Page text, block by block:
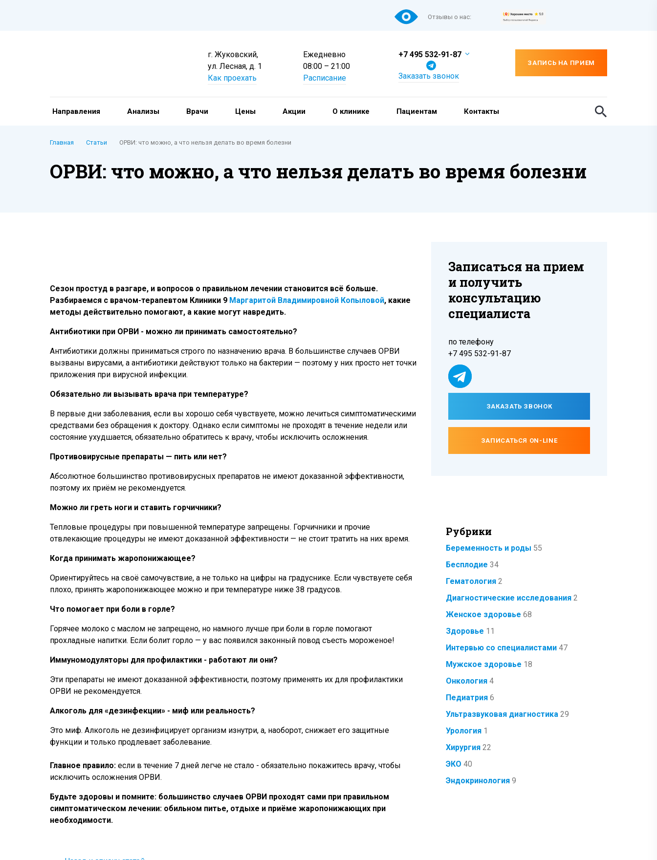
Отзывы о нас:
г. Жуковский,
ул. Лесная, д. 1
Как проехать
Ежедневно
08:00 – 21:00
Расписание
+7 495 532-91-87
Заказать звонок
ЗАПИСЬ НА ПРИЕМ
Направления Анализы Врачи Цены Акции О клинике Пациентам Контакты
Главная Статьи ОРВИ: что можно, а что нельзя делать во время болезни
ОРВИ: что можно, а что нельзя делать во время болезни
Сезон простуд в разгаре, и вопросов о правильном лечении становится всё больше.
Разбираемся с врачом-терапевтом Клиники 9 Маргаритой Владимировной Копыловой, какие
методы действительно помогают, а какие могут навредить.
Антибиотики при ОРВИ - можно ли принимать самостоятельно?
Антибиотики должны приниматься строго по назначению врача. В большинстве случаев ОРВИ
вызваны вирусами, а антибиотики действуют только на бактерии — поэтому у них просто нет точки
приложения при вирусной инфекции.
Обязательно ли вызывать врача при температуре?
В первые дни заболевания, если вы хорошо себя чувствуете, можно лечиться симптоматическими
средствами без обращения к доктору. Однако если симптомы не проходят в течение недели или
состояние ухудшается, обязательно обратитесь к врачу, чтобы исключить осложнения.
Противовирусные препараты — пить или нет?
Абсолютное большинство противовирусных препаратов не имеют доказанной эффективности,
поэтому их приём не рекомендуется.
Можно ли греть ноги и ставить горчичники?
Тепловые процедуры при повышенной температуре запрещены. Горчичники и прочие
отвлекающие процедуры не имеют доказанной эффективности — не стоит тратить на них время.
Когда принимать жаропонижающее?
Ориентируйтесь на своё самочувствие, а не только на цифры на градуснике. Если чувствуете себя
плохо, принять жаропонижающее можно и при температуре ниже 38 градусов.
Что помогает при боли в горле?
Горячее молоко с маслом не запрещено, но намного лучше при боли в горле помогают
прохладные напитки. Если болит горло — у вас появился законный повод съесть мороженое!
Иммуномодуляторы для профилактики - работают ли они?
Эти препараты не имеют доказанной эффективности, поэтому применять их для профилактики
ОРВИ не рекомендуется.
Алкоголь для «дезинфекции» - миф или реальность?
Это миф. Алкоголь не дезинфицирует организм изнутри, а, наоборот, снижает его защитные
функции и только продлевает заболевание.
Главное правило: если в течение 7 дней легче не стало - обязательно покажитесь врачу, чтобы
исключить осложнения ОРВИ.
Будьте здоровы и помните: большинство случаев ОРВИ проходят сами при правильном
симптоматическом лечении: обильном питье, отдыхе и приёме жаропонижающих при
необходимости.
Записаться на прием
и получить
консультацию
специалиста
по телефону
+7 495 532-91-87
ЗАКАЗАТЬ ЗВОНОК
ЗАПИСАТЬСЯ ON-LINE
Рубрики
Беременность и роды 55
Бесплодие 34
Гематология 2
Диагностические исследования 2
Женское здоровье 68
Здоровье 11
Интервью со специалистами 47
Мужское здоровье 18
Онкология 4
Педиатрия 6
Ультразвуковая диагностика 29
Урология 1
Хирургия 22
ЭКО 40
Эндокринология 9